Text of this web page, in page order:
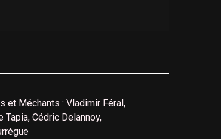
et Méchants : Vladimir Féral,
Tapia, Cédric Delannoy,